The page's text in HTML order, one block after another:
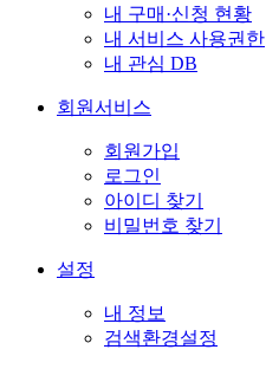
내 구매·신청 현황
내 서비스 사용권한
내 관심 DB
회원서비스
회원가입
로그인
아이디 찾기
비밀번호 찾기
설정
내 정보
검색환경설정